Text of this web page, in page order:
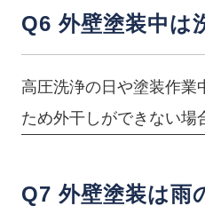
Q6 外壁塗装中は
高圧洗浄の日や塗装作業
ため外干しができない場
Q7 外壁塗装は雨